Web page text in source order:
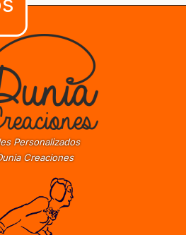
Personalizados
Creaciones